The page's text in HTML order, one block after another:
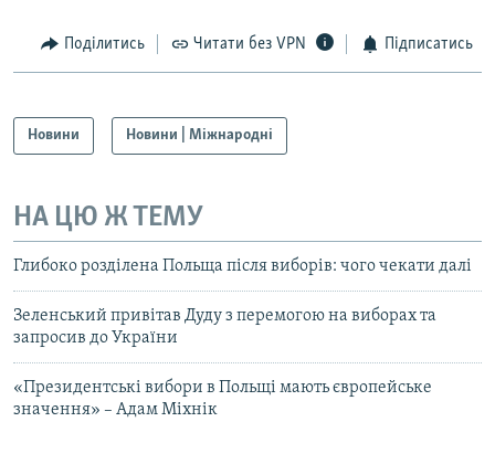
Поділитись Читати без VPN Підписатись
Новини Новини | Міжнародні
НА ЦЮ Ж ТЕМУ
Глибоко розділена Польща після виборів: чого чекати далі
Зеленський привітав Дуду з перемогою на виборах та
запросив до України
«Президентські вибори в Польщі мають європейське
значення» – Адам Міхнік